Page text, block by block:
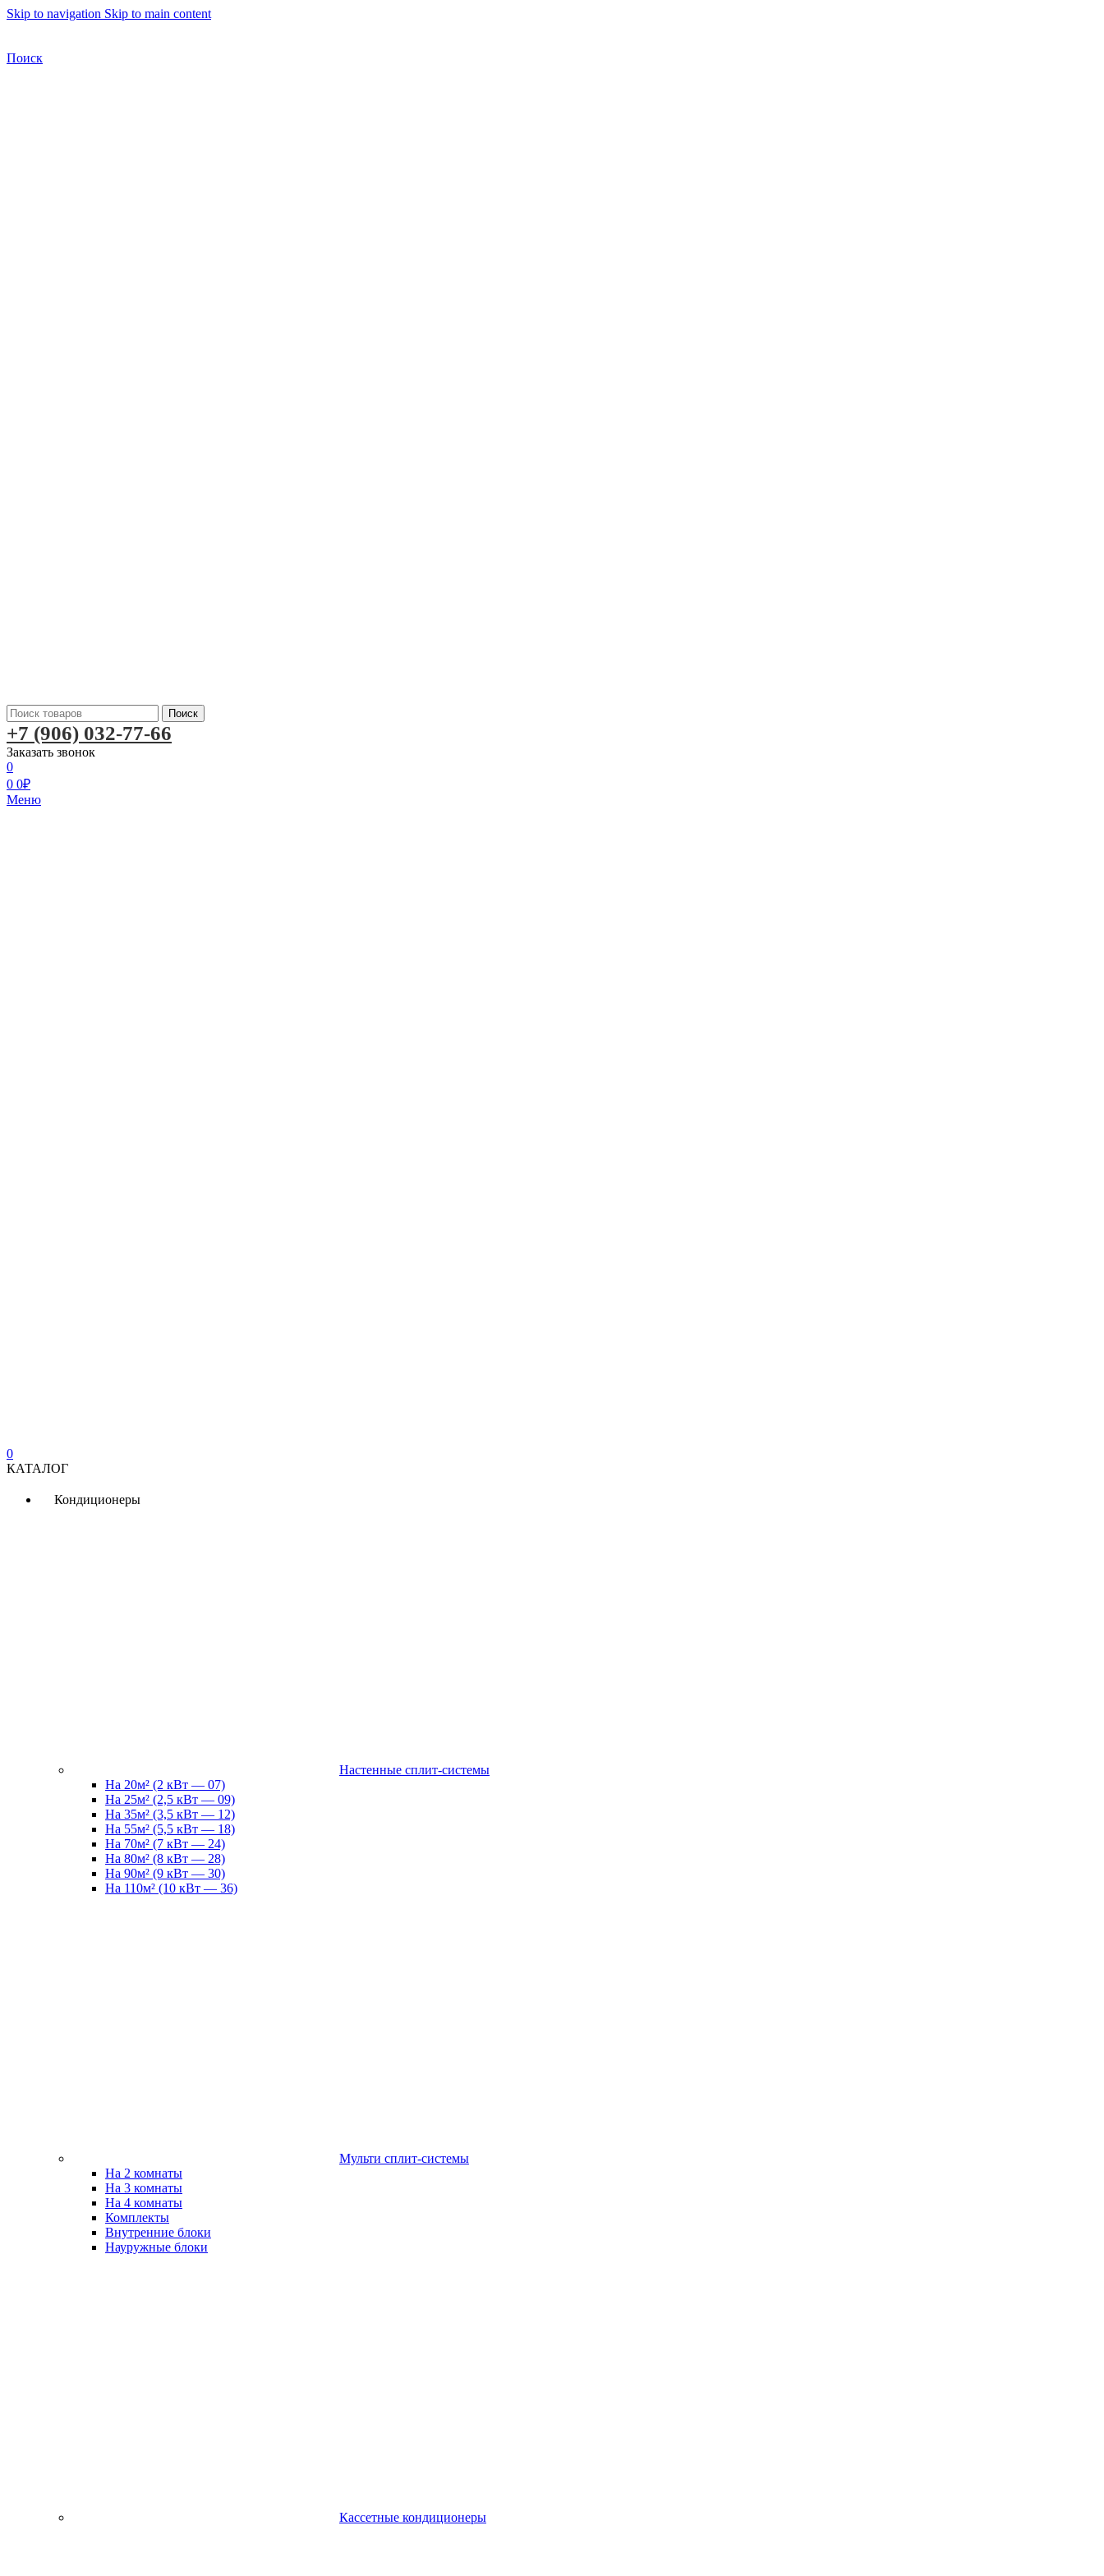
Skip to navigation Skip to main content
Поиск
Поиск
+7 (906) 032-77-66
Заказать звонок
0
0 0₽
Меню
0
КАТАЛОГ
Кондиционеры
Настенные сплит-системы
На 20м² (2 кВт — 07)
На 25м² (2,5 кВт — 09)
На 35м² (3,5 кВт — 12)
На 55м² (5,5 кВт — 18)
На 70м² (7 кВт — 24)
На 80м² (8 кВт — 28)
На 90м² (9 кВт — 30)
На 110м² (10 кВт — 36)
Мульти сплит-системы
На 2 комнаты
На 3 комнаты
На 4 комнаты
Комплекты
Внутренние блоки
Науружные блоки
Кассетные кондиционеры